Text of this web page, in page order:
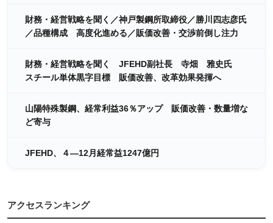
財務・経営戦略を聞く／神戸製鋼所取締役／勝川四志彦氏
／品種構成 高度化進める／販価改善・交渉前倒し注力
財務・経営戦略を聞く JFEHD副社長 寺畑 雅史氏
スチール単体黒字目標 販価改善、改革効果発揮へ
山陽特殊製鋼、経常利益36％アップ 販価改善・数量増な
ど寄与
JFEHD、４―12月経常益1247億円
アクセスランキング